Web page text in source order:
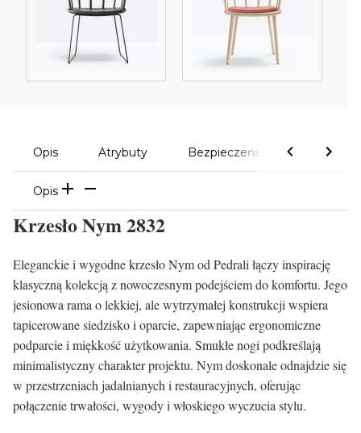
Opis Atrybuty Bezpieczeństwo
Opis
Krzesło Nym 2832
Eleganckie i wygodne krzesło Nym od Pedrali łączy inspirację
klasyczną kolekcją z nowoczesnym podejściem do komfortu. Jego
jesionowa rama o lekkiej, ale wytrzymałej konstrukcji wspiera
tapicerowane siedzisko i oparcie, zapewniając ergonomiczne
podparcie i miękkość użytkowania. Smukłe nogi podkreślają
minimalistyczny charakter projektu. Nym doskonale odnajdzie się
w przestrzeniach jadalnianych i restauracyjnych, oferując
połączenie trwałości, wygody i włoskiego wyczucia stylu.